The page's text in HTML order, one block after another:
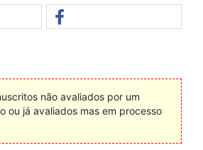
não avaliados por um
ou já avaliados mas em processo